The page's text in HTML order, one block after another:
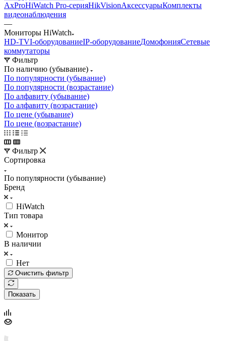
AxProHiWatch Pro-серияHikVisionАксессуарыКомплекты
видеонаблюдения
—
Мониторы HiWatch
HD-TVI-оборудованиеIP-оборудованиеДомофонияСетевые
коммутаторы
Фильтр
По наличию (убывание)
По популярности (убывание)
По популярности (возрастание)
По алфавиту (убывание)
По алфавиту (возрастание)
По цене (убывание)
По цене (возрастание)
Фильтр
Сортировка
По популярности (убывание)
Бренд
HiWatch
Тип товара
Монитор
В наличии
Нет
Очистить фильтр
Показать